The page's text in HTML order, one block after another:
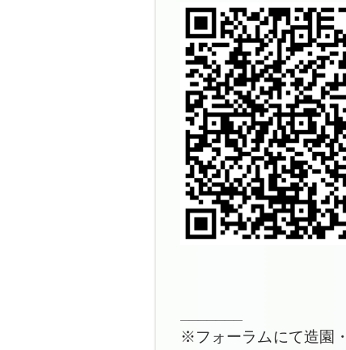
———————
※フォーラムにて造園